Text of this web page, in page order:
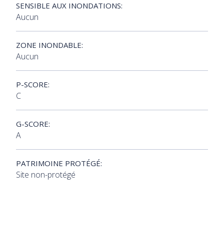
SENSIBLE AUX INONDATIONS:
Aucun
ZONE INONDABLE:
Aucun
P-SCORE:
C
G-SCORE:
A
PATRIMOINE PROTÉGÉ:
Site non-protégé